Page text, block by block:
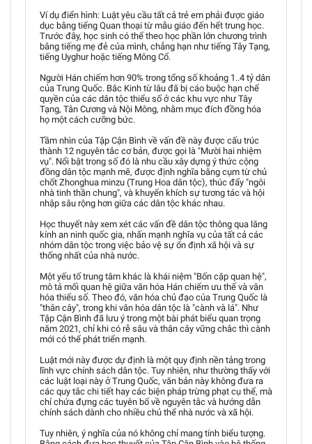
Ví dụ điển hình: Luật yêu cầu tất cả trẻ em phải được giáo
dục bằng tiếng Quan thoại từ mẫu giáo đến hết trung học.
Trước đây, học sinh có thể theo học phần lớn chương trình
bằng tiếng mẹ đẻ của mình, chẳng hạn như tiếng Tây Tạng,
tiếng Uyghur hoặc tiếng Mông Cổ.
Người Hán chiếm hơn 90% trong tổng số khoảng 1..4 tỷ dân
của Trung Quốc. Bắc Kinh từ lâu đã bị cáo buộc hạn chế
quyền của các dân tộc thiểu số ở các khu vực như Tây
Tạng, Tân Cương và Nội Mông, nhằm mục đích đồng hóa
họ một cách cưỡng bức.
Tầm nhìn của Tập Cận Bình về vấn đề này được cấu trúc
thành 12 nguyên tắc cơ bản, được gọi là "Mười hai nhiệm
vụ". Nổi bật trong số đó là nhu cầu xây dựng ý thức cộng
đồng dân tộc mạnh mẽ, được định nghĩa bằng cụm từ chủ
chốt Zhonghua minzu (Trung Hoa dân tộc), thúc đẩy "ngôi
nhà tinh thần chung", và khuyến khích sự tương tác và hội
nhập sâu rộng hơn giữa các dân tộc khác nhau.
Học thuyết này xem xét các vấn đề dân tộc thông qua lăng
kính an ninh quốc gia, nhấn mạnh nghĩa vụ của tất cả các
nhóm dân tộc trong việc bảo vệ sự ổn định xã hội và sự
thống nhất của nhà nước.
Một yếu tố trung tâm khác là khái niệm "Bốn cặp quan hệ",
mô tả mối quan hệ giữa văn hóa Hán chiếm ưu thế và văn
hóa thiểu số. Theo đó, văn hóa chủ đạo của Trung Quốc là
"thân cây", trong khi văn hóa dân tộc là "cành và lá". Như
Tập Cận Bình đã lưu ý trong một bài phát biểu quan trọng
năm 2021, chỉ khi có rễ sâu và thân cây vững chắc thì cành
mới có thể phát triển mạnh.
Luật mới này được dự định là một quy định nền tảng trong
lĩnh vực chính sách dân tộc. Tuy nhiên, như thường thấy với
các luật loại này ở Trung Quốc, văn bản này không đưa ra
các quy tắc chi tiết hay các biện pháp trừng phạt cụ thể, mà
chỉ chứa đựng các tuyên bố về nguyên tắc và hướng dẫn
chính sách dành cho nhiều chủ thể nhà nước và xã hội.
Tuy nhiên, ý nghĩa của nó không chỉ mang tính biểu tượng.